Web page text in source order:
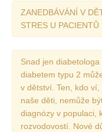
ZANEDBÁVÁNÍ V
STRES U
Snad jen
diabetem typu 2
v dětství. Ten, kdo
naše děti, nemůže
diagnózy v populaci,
rozvodovostí. Nové